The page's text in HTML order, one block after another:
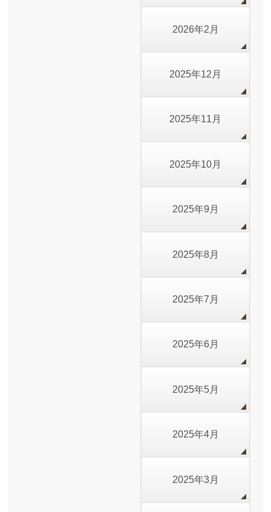
2026年2月
2025年12月
2025年11月
2025年10月
2025年9月
2025年8月
2025年7月
2025年6月
2025年5月
2025年4月
2025年3月